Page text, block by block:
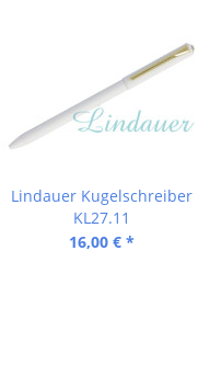
Lindauer Kugelschreiber
KL27.11
16,00 € *